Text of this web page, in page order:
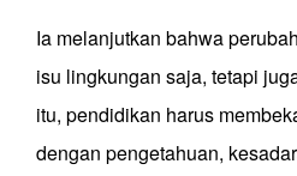
Ia melanjutkan bahwa
isu lingkungan saja, tetapi
itu, pendidikan harus
dengan pengetahuan,